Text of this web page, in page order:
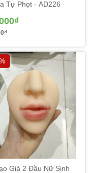
để thỏa mãn
mình một phương
Tự Phọt - AD226
Giả 2 Đầu Nữ Sinh